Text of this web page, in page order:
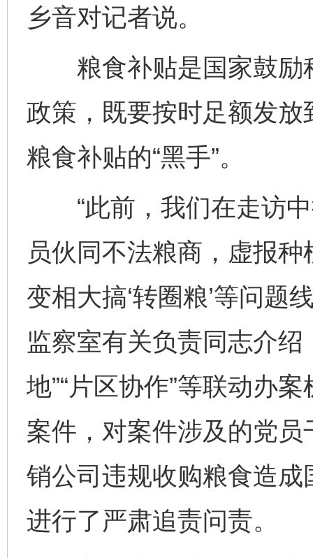
乡音对记者说。
粮食补贴是国家鼓励
政策，既要按时足额发
粮食补贴的“黑手”。
“此前，我们在走访中
员伙同不法粮商，虚报种
变相大搞‘转圈粮’等问题
监察室有关负责同志介
地”“片区协作”等联动办
案件，对案件涉及的党
销公司违规收购粮食造
进行了严肃追责问责。